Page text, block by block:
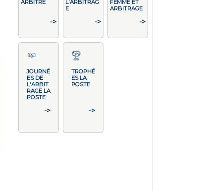
ARBITRE
->
L'ARBITRAG
E
->
FEMME ET
ARBITRAGE
->
JOURNÉ
ES DE
L'ARBIT
RAGE LA
POSTE
->
TROPHÉ
ES LA
POSTE
->